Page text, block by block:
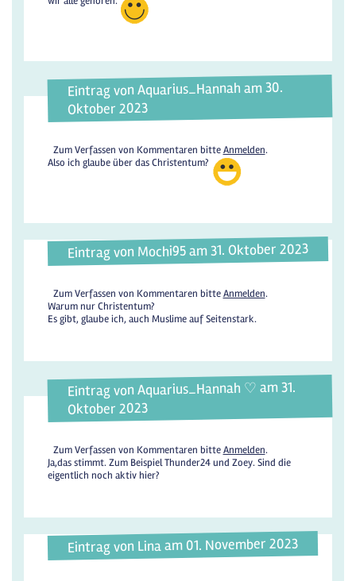
Eintrag von Aquarius_Hannah am 30.
Oktober 2023
Zum Verfassen von Kommentaren bitteAnmelden.
Also ich glaube über das Christentum?
Eintrag von Mochi95 am 31. Oktober 2023
Zum Verfassen von Kommentaren bitteAnmelden.
Warum nur Christentum?
Es gibt, glaube ich, auch Muslime auf Seitenstark.
Eintrag von Aquarius_Hannah ♡ am 31.
Oktober 2023
Zum Verfassen von Kommentaren bitteAnmelden.
Ja,das stimmt. Zum Beispiel Thunder24 und Zoey. Sind die
eigentlich noch aktiv hier?
Eintrag von Lina am 01. November 2023